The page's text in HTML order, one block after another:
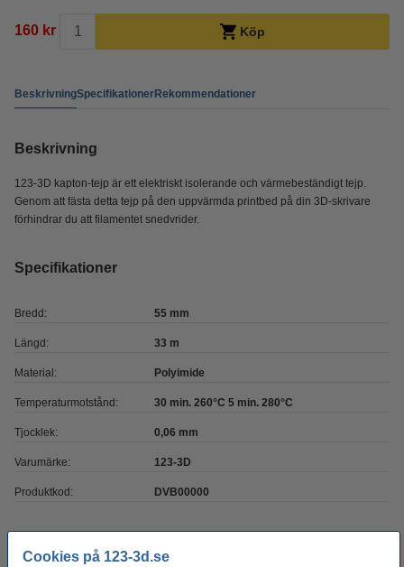
Cookies på 123-3d.se
160 kr Köp
BeskrivningSpecifikationerRekommendationer
Beskrivning
123-3D kapton-tejp är ett elektriskt isolerande och värmebeständigt tejp.
Genom att fästa detta tejp på den uppvärmda printbed på din 3D-skrivare
förhindrar du att filamentet snedvrider.
Specifikationer
Bredd: 55 mm
Längd: 33 m
Material: Polyimide
Temperaturmotstånd: 30 min. 260°C 5 min. 280°C
Tjocklek: 0,06 mm
Varumärke: 123-3D
Produktkod: DVB00000